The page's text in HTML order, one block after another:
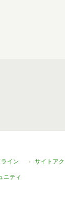
イン サイトア
ニティ